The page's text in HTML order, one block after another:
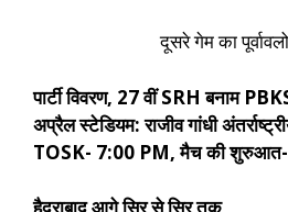
दूसरे गेम का
पार्टी विवरण, 27 वीं SRH बनाम
अप्रैल स्टेडियम: राजीव गांधी
TOSK- 7:00 PM, मैच की